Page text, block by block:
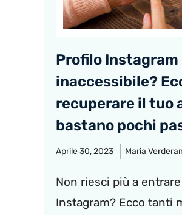
Profilo Instagram
inaccessibile?
recuperare il tuo
bastano pochi
Aprile 30, 2023 Maria
Non riesci più a
Instagram? Ecco tanti